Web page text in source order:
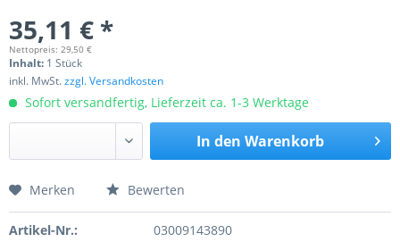
35,11 € *
Nettopreis: 29,50 €
Inhalt: 1 Stück
inkl. MwSt.zzgl. Versandkosten
Sofort versandfertig, Lieferzeit ca. 1-3 Werktage
In den Warenkorb
Preis anfragen
Merken Bewerten
Artikel-Nr.: 03009143890